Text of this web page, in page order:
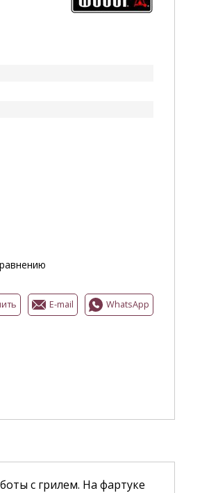
E-mail WhatsApp
с грилем. На фартуке